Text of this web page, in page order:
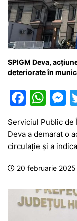
SPIGM Deva,
deteriorate în
F
a
c
e
b
o
k
W
at
s
A
p
s
s
e
g
Serviciul Public
Deva a demarat o
circulație și a
20 februarie 2025